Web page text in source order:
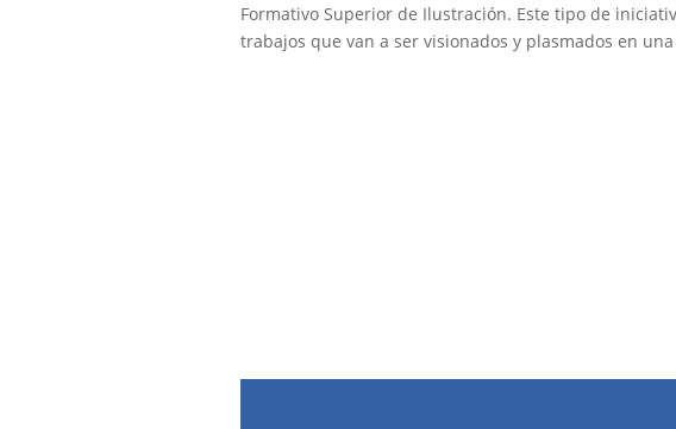
Formativo Superior de Ilustración. Este tipo de
trabajos que van a ser visionados y plasmados en